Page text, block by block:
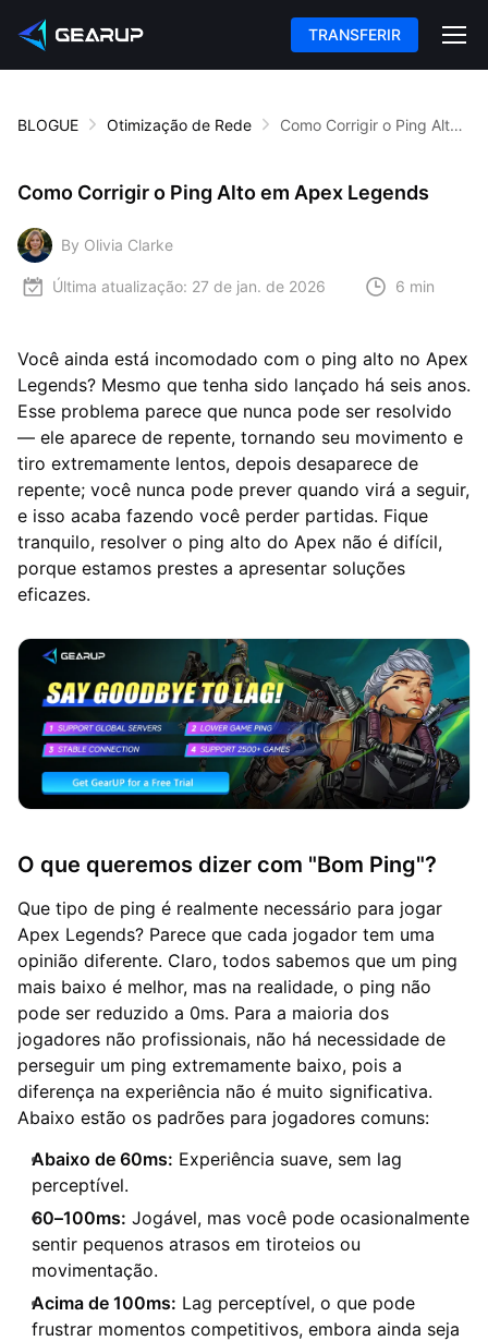
TRANSFERIR
BLOGUE Otimização de Rede Como Corrigir o Ping Alto em Apex Legends
Como Corrigir o Ping Alto em Apex Legends
By Olivia Clarke
Última atualização: 27 de jan. de 2026 6 min
Você ainda está incomodado com o ping alto no Apex
Legends? Mesmo que tenha sido lançado há seis anos.
Esse problema parece que nunca pode ser resolvido
— ele aparece de repente, tornando seu movimento e
tiro extremamente lentos, depois desaparece de
repente; você nunca pode prever quando virá a seguir,
e isso acaba fazendo você perder partidas. Fique
tranquilo, resolver o ping alto do Apex não é difícil,
porque estamos prestes a apresentar soluções
eficazes.
O que queremos dizer com "Bom Ping"?
Que tipo de ping é realmente necessário para jogar
Apex Legends? Parece que cada jogador tem uma
opinião diferente. Claro, todos sabemos que um ping
mais baixo é melhor, mas na realidade, o ping não
pode ser reduzido a 0ms. Para a maioria dos
jogadores não profissionais, não há necessidade de
perseguir um ping extremamente baixo, pois a
diferença na experiência não é muito significativa.
Abaixo estão os padrões para jogadores comuns:
Abaixo de 60ms: Experiência suave, sem lag
perceptível.
60–100ms: Jogável, mas você pode ocasionalmente
sentir pequenos atrasos em tiroteios ou
movimentação.
Acima de 100ms: Lag perceptível, o que pode
frustrar momentos competitivos, embora ainda seja